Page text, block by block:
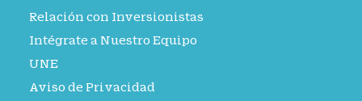
Relación con Inversionistas
Intégrate a Nuestro Equipo
UNE
Aviso de Privacidad